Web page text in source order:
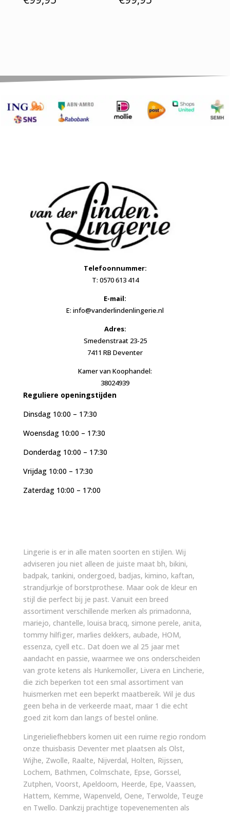
Telefoonnummer:
T: 0570 613 414
E-mail:
E: info@vanderlindenlingerie.nl
Adres:
Smedenstraat 23-25
7411 RB Deventer
Kamer van Koophandel:
38024939
Reguliere openingstijden
Dinsdag 10:00 – 17:30
Woensdag 10:00 – 17:30
Donderdag 10:00 – 17:30
Vrijdag 10:00 – 17:30
Zaterdag 10:00 – 17:00
Lingerie is er in alle maten soorten en stijlen. Wij
adviseren jou niet alleen de juiste maat bh, bikini,
badpak, tankini, ondergoed, badjas, kimino, kaftan,
strandjurkje of borstprothese. Maar ook de kleur en
stijl die perfect bij je past. Vanuit een breed
assortiment verschillende merken als primadonna,
mariejo, chantelle, louisa bracq, simone perele, anita,
tommy hilfiger, marlies dekkers, aubade, HOM,
essenza, cyell etc.. Dat doen we al 25 jaar met
aandacht en passie, waarmee we ons onderscheiden
van grote ketens als Hunkemoller, Livera en Lincherie,
die zich beperken tot een smal assortiment van
huismerken met een beperkt maatbereik. Wil je dus
geen beha in de verkeerde maat, maar 1 die echt
goed zit kom dan langs of bestel online.
Lingerieliefhebbers komen uit een ruime regio rondom
onze thuisbasis Deventer met plaatsen als Olst,
Wijhe, Zwolle, Raalte, Nijverdal, Holten, Rijssen,
Lochem, Bathmen, Colmschate, Epse, Gorssel,
Zutphen, Voorst, Apeldoorn, Heerde, Epe, Vaassen,
Hattem, Kemme, Wapenveld, Oene, Terwolde, Teuge
en Twello. Dankzij prachtige topevenementen als